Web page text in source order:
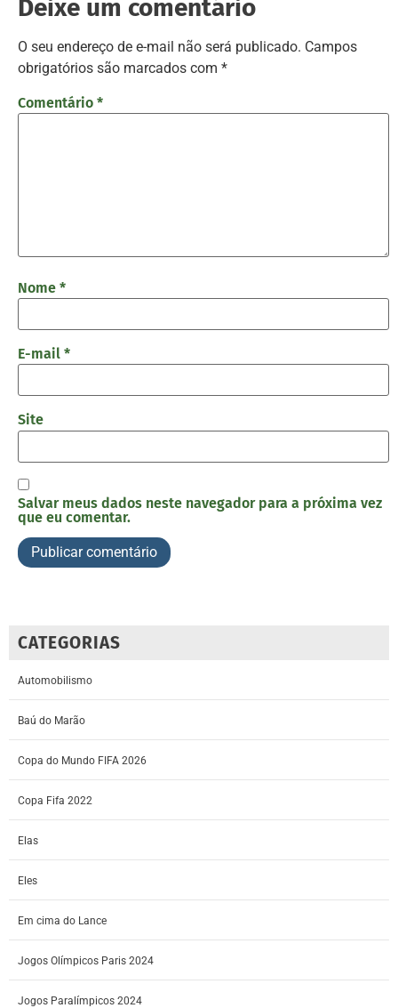
Deixe um comentário
O seu endereço de e-mail não será publicado. Campos
obrigatórios são marcados com *
Comentário *
Nome *
E-mail *
Site
Salvar meus dados neste navegador para a próxima vez
que eu comentar.
CATEGORIAS
Automobilismo
Baú do Marão
Copa do Mundo FIFA 2026
Copa Fifa 2022
Elas
Eles
Em cima do Lance
Jogos Olímpicos Paris 2024
Jogos Paralímpicos 2024